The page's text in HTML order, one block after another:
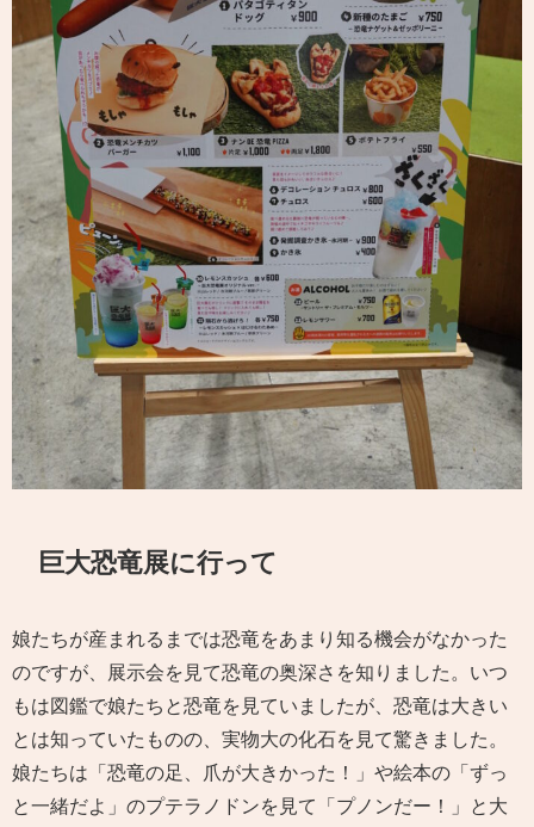
巨大恐竜展に行って
娘たちが産まれるまでは恐竜をあまり知る機会がなかった
のですが、展示会を見て恐竜の奥深さを知りました。いつ
もは図鑑で娘たちと恐竜を見ていましたが、恐竜は大きい
とは知っていたものの、実物大の化石を見て驚きました。
娘たちは「恐竜の足、爪が大きかった！」や絵本の「ずっ
と一緒だよ」のプテラノドンを見て「プノンだー！」と大